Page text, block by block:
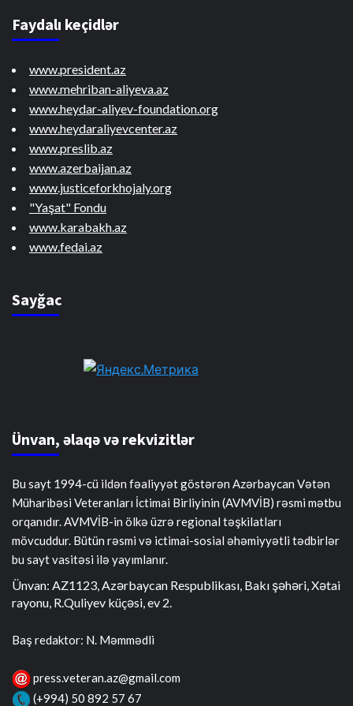
Faydalı keçidlər
www.president.az
www.mehriban-aliyeva.az
www.heydar-aliyev-foundation.org
www.heydaraliyevcenter.az
www.preslib.az
www.azerbaijan.az
www.justiceforkhojaly.org
"Yaşat" Fondu
www.karabakh.az
www.fedai.az
Sayğac
Ünvan, əlaqə və rekvizitlər
Bu sayt 1994-cü ildən fəaliyyət göstərən Azərbaycan Vətən
Müharibəsi Veteranları İctimai Birliyinin (AVMVİB) rəsmi mətbu
orqanıdır. AVMVİB-in ölkə üzrə regional təşkilatları
mövcuddur. Bütün rəsmi və ictimai-sosial əhəmiyyətli tədbirlər
bu sayt vasitəsi ilə yayımlanır.
Ünvan: AZ1123, Azərbaycan Respublikası, Bakı şəhəri, Xətai
rayonu, R.Quliyev küçəsi, ev 2.
Baş redaktor: N. Məmmədli
press.veteran.az@gmail.com
(+994) 50 892 57 67